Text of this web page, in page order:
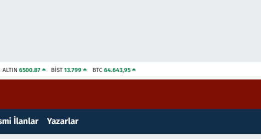
ALTIN 6500.87 BİST13.799 BTC 64.643,95
İlanlar Yazarlar